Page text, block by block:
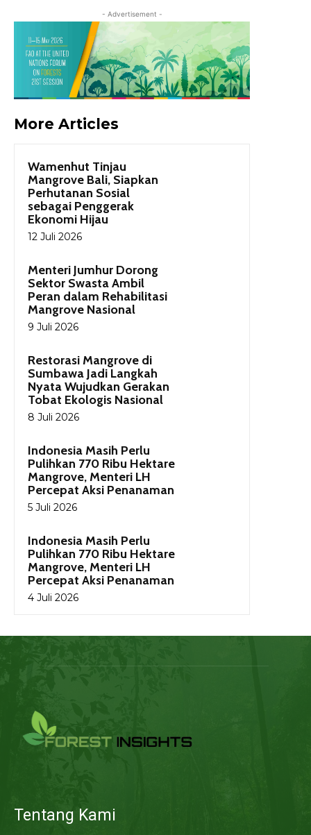
- Advertisement -
More Articles
Wamenhut Tinjau
Mangrove Bali, Siapkan
Perhutanan Sosial
sebagai Penggerak
Ekonomi Hijau
12 Juli 2026
Menteri Jumhur Dorong
Sektor Swasta Ambil
Peran dalam Rehabilitasi
Mangrove Nasional
9 Juli 2026
Restorasi Mangrove di
Sumbawa Jadi Langkah
Nyata Wujudkan Gerakan
Tobat Ekologis Nasional
8 Juli 2026
Indonesia Masih Perlu
Pulihkan 770 Ribu Hektare
Mangrove, Menteri LH
Percepat Aksi Penanaman
5 Juli 2026
Indonesia Masih Perlu
Pulihkan 770 Ribu Hektare
Mangrove, Menteri LH
Percepat Aksi Penanaman
4 Juli 2026
Tentang Kami